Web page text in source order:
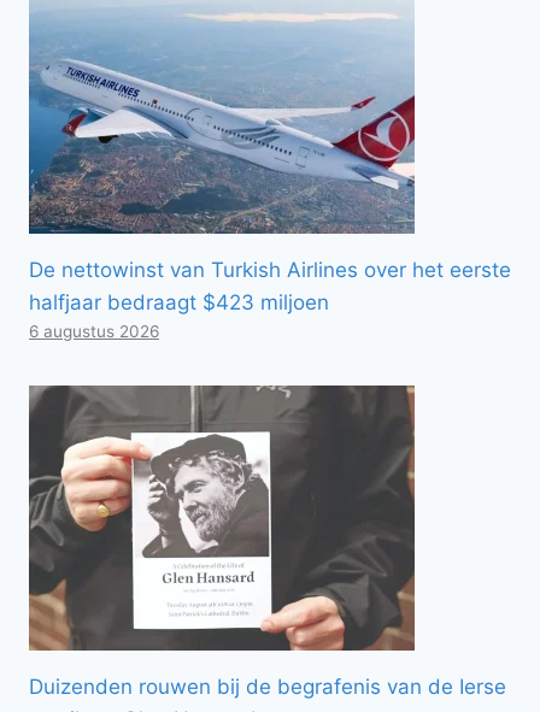
De nettowinst van Turkish Airlines over het eerste
halfjaar bedraagt ​​$423 miljoen
6 augustus 2026
Duizenden rouwen bij de begrafenis van de Ierse